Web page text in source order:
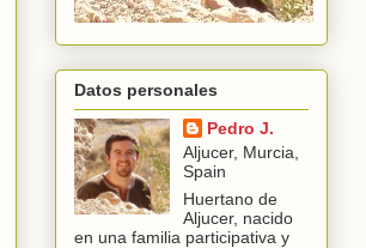
Datos personales
Pedro J.
Aljucer, Murcia,
Spain
Huertano de
Aljucer, nacido
en una familia participativa y